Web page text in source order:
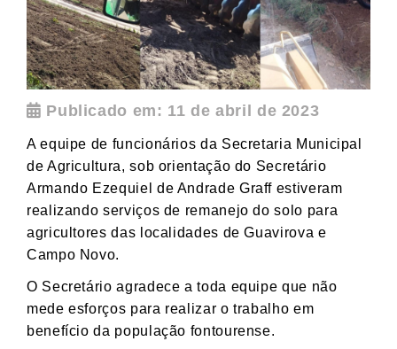
Publicado em: 11 de abril de 2023
A equipe de funcionários da Secretaria Municipal
de Agricultura, sob orientação do Secretário
Armando Ezequiel de Andrade Graff estiveram
realizando serviços de remanejo do solo para
agricultores das localidades de Guavirova e
Campo Novo.
O Secretário agradece a toda equipe que não
mede esforços para realizar o trabalho em
benefício da população fontourense.